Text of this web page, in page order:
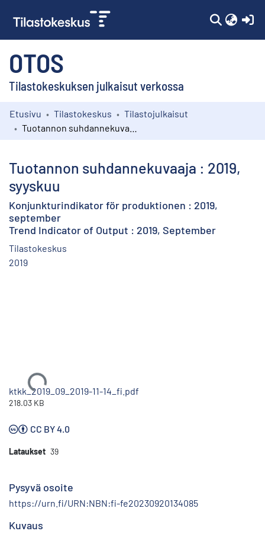
OTOS
Tilastokeskuksen julkaisut verkossa
Kokoelmat
Etusivu Tilastokeskus
Tilastojulkaisut
Tuotannon suhdannekuvaaja : 2019,
syyskuu
Konjunkturindikator för produktionen : 2019,
september
Trend Indicator of Output : 2019, September
Tilastokeskus
2019
Ladataan...
ktkk_2019_09_2019-11-14_fi.pdf
218.03 KB
CC BY 4.0
Lataukset 39
Pysyvä osoite
https://urn.fi/URN:NBN:fi-fe20230920134085
Kuvaus